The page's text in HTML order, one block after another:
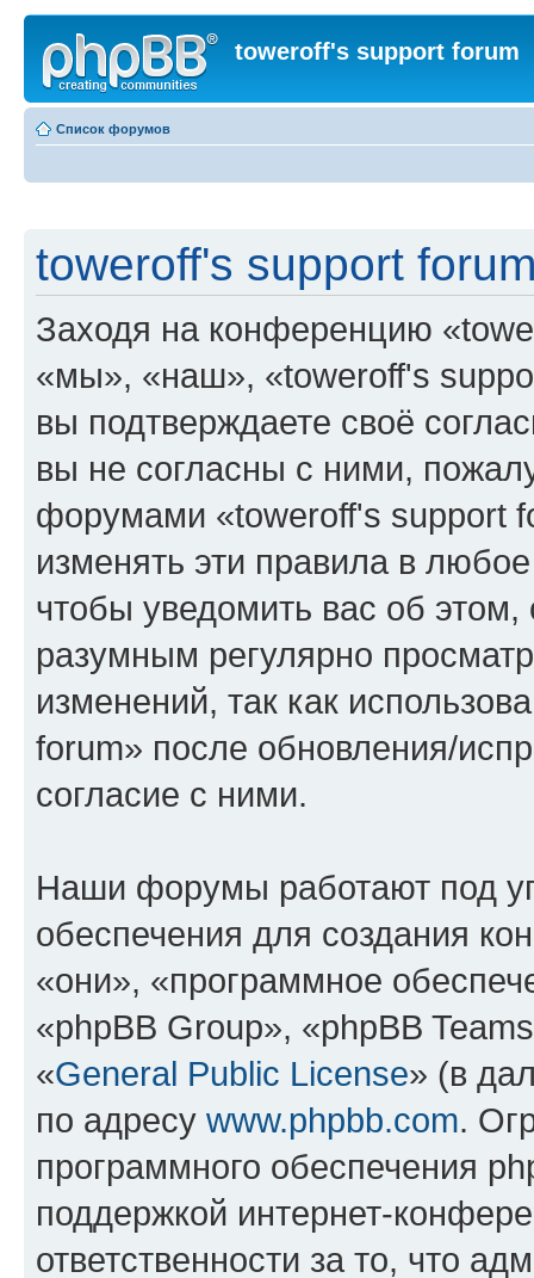
toweroff's support forum
Список форумов
toweroff's support
Заходя на конференцию
«мы», «наш», «toweroff's
вы подтверждаете своё
вы не согласны с ними,
форумами «toweroff's support
изменять эти правила в
чтобы уведомить вас об
разумным регулярно
изменений, так как
forum» после обновления/
согласие с ними.
Наши форумы работают под
обеспечения для создания
«они», «программное
«phpBB Group», «phpBB
«General Public License» (в
по адресу www.phpbb.com.
программного обеспечения
поддержкой интернет-
ответственности за то, что